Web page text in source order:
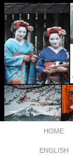
HOME
ENGLISH